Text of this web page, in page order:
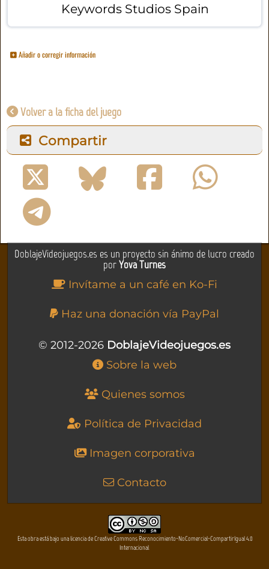
Keywords Studios Spain
Añadir o corregir información
Volver a la ficha del juego
Compartir
DoblajeVideojuegos.es es un proyecto sin ánimo de lucro creado
porYova Turnes
Invítame a un café en Ko-Fi
Haz una donación vía PayPal
© 2012-2026 DoblajeVideojuegos.es
Sobre la web
Quienes somos
Política de Privacidad
Imagen corporativa
Contacto
Esta obra está bajo una licencia de Creative Commons Reconocimiento-NoComercial-CompartirIgual 4.0
Internacional